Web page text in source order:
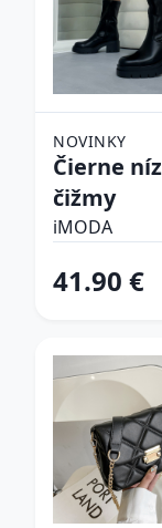
NOVINKY
Čierne nízke
čižmy
iMODA
41.90 €